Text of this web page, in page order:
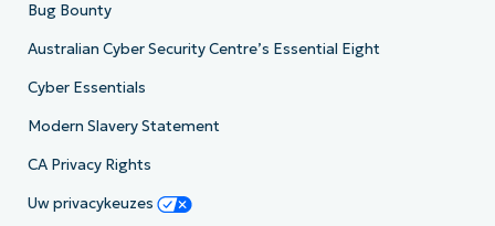
Bug Bounty
Australian Cyber Security Centre’s Essential Eight
Cyber Essentials
Modern Slavery Statement
CA Privacy Rights
Uw privacykeuzes